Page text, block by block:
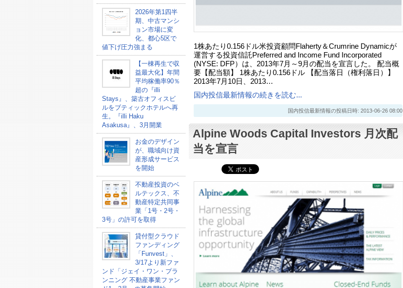
2026年第1四半
期、中古マンシ
ョン市場に変
化、都心5区で
値下げ圧力強まる
【一棟再生で収
益最大化】年間
平均稼働率90％
超の『illi
Stays』、築古オフィスビ
ルをブティックホテルへ再
生。『illi Haku
Asakusa』、3月開業
お金のデザイン
が、職域向け資
産形成サービス
を開始
不動産投資のベ
ルテックス、不
動産特定共同事
業「1号・2号・
3号」の許可を取得
貸付型クラウド
ファンディング
「Funvest」、
3/17より新ファ
ンド「ジェイ・ワン・プラ
ンニング 不動産事業ファン
1株あたり0.156ドル米投資顧問Flaherty＆Crumrine Dynamicが
運営する投資信託Preferred and Income Fund Incorporated
(NYSE: DFP）は、2013年7月～9月の配当を宣言した。 配当概
要【配当額】 1株あたり0.156ドル 【配当落日（権利落日）】
2013年7月10日、2013…
国内投信最新情報の続きを読む...
国内投信最新情報の投稿日時: 2013-06-26 08:00
Alpine Woods Capital Investors 月次配
当を宣言